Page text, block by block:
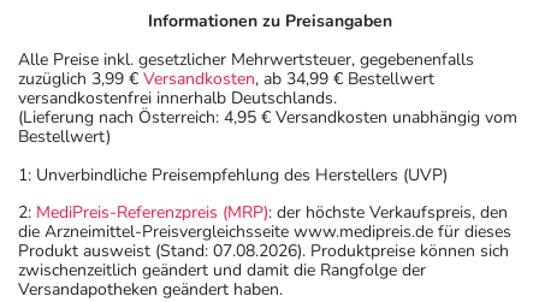
Informationen zu Preisangaben
Alle Preise inkl. gesetzlicher Mehrwertsteuer, gegebenenfalls
zuzüglich 3,99 € Versandkosten, ab 34,99 € Bestellwert
versandkostenfrei innerhalb Deutschlands.
(Lieferung nach Österreich: 4,95 € Versandkosten unabhängig vom
Bestellwert)
1: Unverbindliche Preisempfehlung des Herstellers (UVP)
2: MediPreis-Referenzpreis (MRP): der höchste Verkaufspreis, den
die Arzneimittel-Preisvergleichsseite www.medipreis.de für dieses
Produkt ausweist (Stand: 07.08.2026). Produktpreise können sich
zwischenzeitlich geändert und damit die Rangfolge der
Versandapotheken geändert haben.